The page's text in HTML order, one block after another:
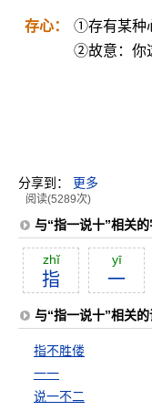
存心：
①存有某种
②故意：你
分享到： 更多
阅读(5289次)
与“指一说十”相关
zhĭ
指
yī
一
与“指一说十”相关
指不胜偻
一一
说一不二